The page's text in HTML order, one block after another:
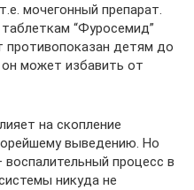
мочегонный препарат.
“Фуросемид”
противопоказан детям до
может избавить от
на скопление
выведению. Но
воспалительный процесс в
никуда не